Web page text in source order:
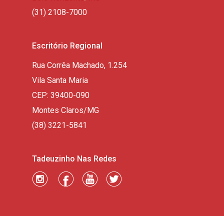
(31) 2108-7000
Escritório Regional
Rua Corrêa Machado, 1.254
Vila Santa Maria
CEP: 39400-090
Montes Claros/MG
(38) 3221-5841
Tadeuzinho Nas Redes